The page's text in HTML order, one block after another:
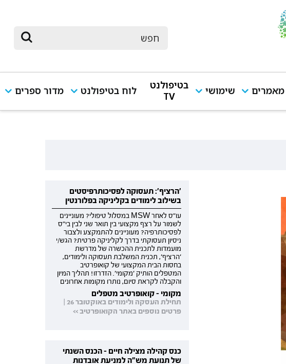
מאמרים שימושי
בטיפולנט
TV
לוח בטיפולנט מדור ספרים
'הרציף': תעסוקה לפסיכותרפיסטים
בשילוב לימודים בקליניקה בפלורנטין
עו"ס לאחר MSW במסלול טיפולי? מעוניינים
לשמור על רצף מקצועי בין תואר שני לבין בי"ס
לפסיכותרפיה? מעוניינים להתמקצע ולצבור
ניסיון תעסוקתי בדרך לקליניקה פרטית? הגש/י
מועמדות לתכנית ההכשרה של מדרשת
'הרציף', תכנית המשלבת תעסוקה ולימודים,
בחסות הבית המקצועי של קואופרטיב
המטפלים הותיק 'מקומי'. הזדרזו! תהליך המיון
והקבלה לקראת סיום, נותרו מקומות אחרונים
מקומי - קואופרטיב מטפלים
תחילת העסקה ולימודים באוקטובר 26 |
פרטים נוספים באתר הקואופרטיב >>
כנס קהילה מצילה חיים - הכנס השנתי
של תנועת מש"ה למניעת אובדנות